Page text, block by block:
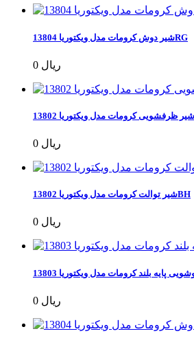
شیر دوش کرومات مدل ویکتوریا 13804RG
0 ریال
0 ریال
شیر توالت کرومات مدل ویکتوریا 13802BH
0 ریال
0 ریال